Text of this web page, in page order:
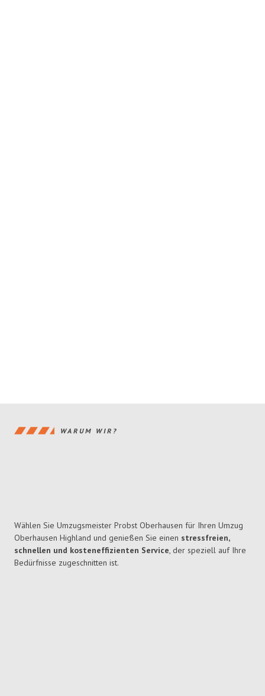
WARUM WIR?
Wählen Sie Umzugsmeister Probst Oberhausen für Ihren Umzug
Oberhausen Highland und genießen Sie einen stressfreien,
schnellen und kosteneffizienten Service, der speziell auf Ihre
Bedürfnisse zugeschnitten ist.